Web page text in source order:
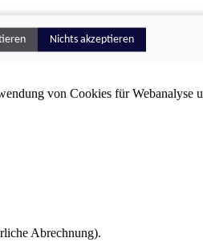
von Cookies für Webanalyse
Abrechnung).
Nichts akzeptieren